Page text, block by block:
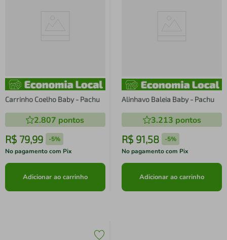
Carrinho Coelho Baby - Pachu
2.807 pontos
R$ 79,99 -5%
No pagamento com Pix
Adicionar ao carrinho
Alinhavo Baleia Baby - Pachu
3.213 pontos
R$ 91,58 -5%
No pagamento com Pix
Adicionar ao carrinho